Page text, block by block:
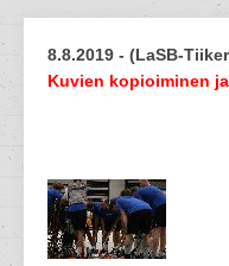
8.8.2019 - (LaSB-
Kuvien kopioiminen